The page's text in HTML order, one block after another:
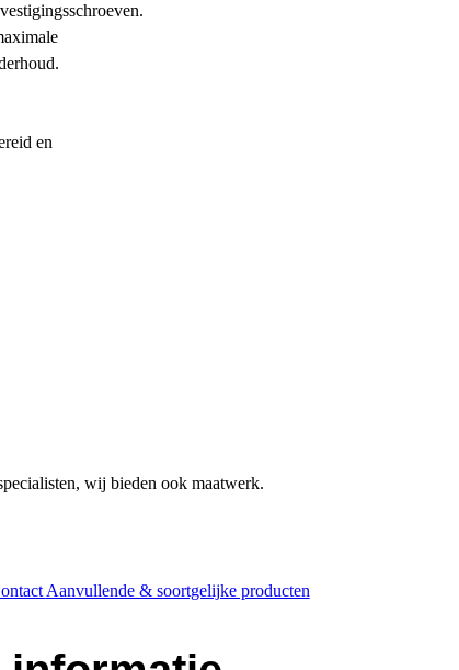
en
wij bieden ook maatwerk.
Aanvullende & soortgelijke producten